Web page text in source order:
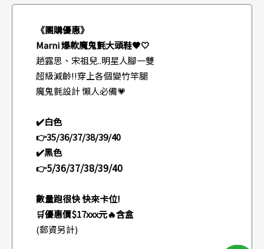
《團購優惠》
Marni 爆款魔鬼氈大頭鞋🖤🤍
趙露思、宋祖兒..明星人腳一雙
超級減齡‼️穿上各個變竹竿腿
魔鬼氈設計 懶人必備💗
✔️白色
👉35/36/37/38/39/40
✔️黑色
👉5/36/37/38/39/40
數量跑很快 快來卡位!
🛒優惠價$17xxx元🔥含盒
(郵資另計)